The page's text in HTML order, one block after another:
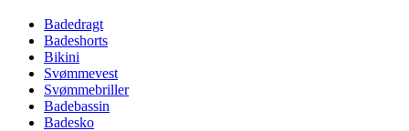
Badedragt
Badeshorts
Bikini
Svømmevest
Svømmebriller
Badebassin
Badesko